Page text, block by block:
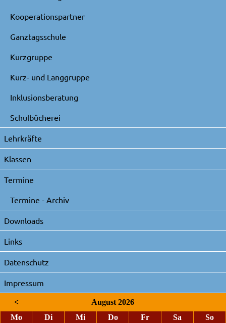
Kooperationspartner
Ganztagsschule
Kurzgruppe
Kurz- und Langgruppe
Inklusionsberatung
Schulbücherei
Lehrkräfte
Klassen
Termine
Termine - Archiv
Downloads
Links
Datenschutz
Impressum
<
August 2026
Montag Dienstag Mittwoch Donnerstag
Freitag Sa So